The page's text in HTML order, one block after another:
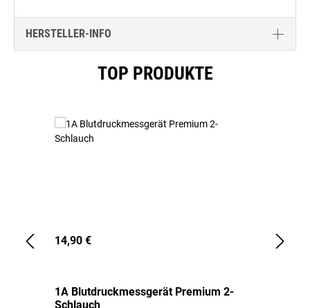
HERSTELLER-INFO
TOP PRODUKTE
14,90 €
1A Blutdruckmessgerät Premium 2-
Schlauch